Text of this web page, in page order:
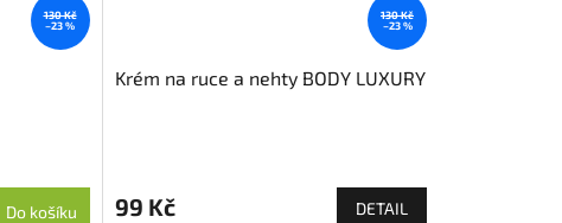
130 Kč
–23 %
Do košíku
130 Kč
–23 %
Krém na ruce a nehty BODY LUXURY
99 Kč DETAIL